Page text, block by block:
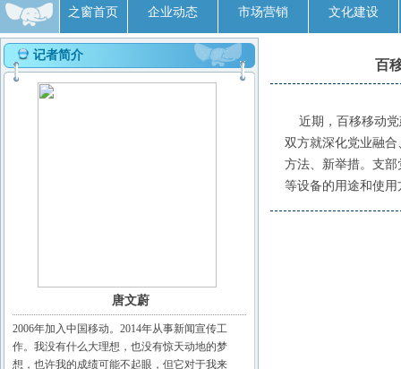
之窗首页 企业动态 市场营销 文化建设
记者简介
唐文蔚
2006年加入中国移动。2014年从事新闻宣传工
作。我没有什么大理想，也没有惊天动地的梦
想，也许我的成绩可能不起眼，但它对于我来
百
近期，百移移动党
双方就深化党业融
方法、新举措。支
等设备的用途和使